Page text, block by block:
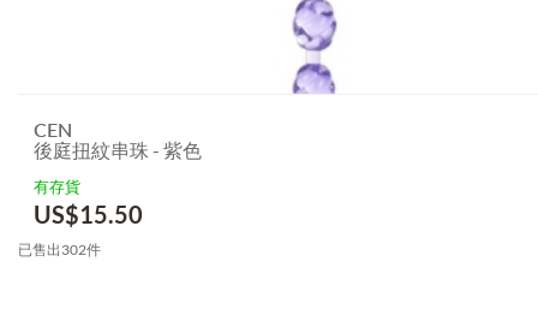
CEN
後庭扭紋串珠 - 紫色
有存貨
US$15.50
已售出302件